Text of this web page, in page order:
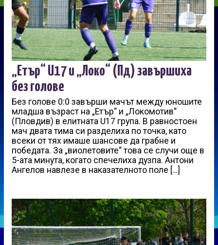
„Етър“ U17 и „Локо“ (Пд) завършиха
без голове
Без голове 0:0 завърши мачът между юношите
младша възраст на „Етър“ и „Локомотив“
(Пловдив) в елитната U17 група. В равностоен
мач двата тима си разделиха по точка, като
всеки от тях имаше шансове да грабне и
победата. За „виолетовите“ това се случи още в
5-ата минута, когато спечелиха дузпа. Антони
Ангелов навлезе в наказателното поле […]